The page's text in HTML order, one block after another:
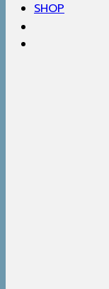
SHOP